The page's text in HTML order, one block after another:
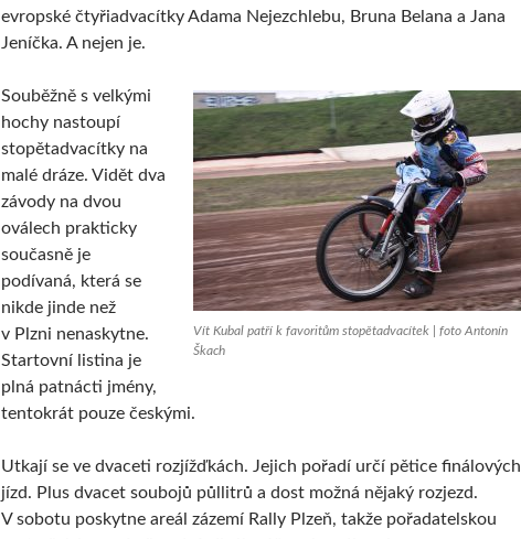
evropské čtyřiadvacítky Adama Nejezchlebu, Bruna Belana a Jana
Jeníčka. A nejen je.
Vít Kubal patří k favoritům stopětadvacítek | foto Antonín
Škach
Souběžně s velkými
hochy nastoupí
stopětadvacítky na
malé dráze. Vidět dva
závody na dvou
oválech prakticky
současně je
podívaná, která se
nikde jinde než
v Plzni nenaskytne.
Startovní listina je
plná patnácti jmény,
tentokrát pouze českými.
Utkají se ve dvaceti rozjížďkách. Jejich pořadí určí pětice finálových
jízd. Plus dvacet soubojů půllitrů a dost možná nějaký rozjezd.
V sobotu poskytne areál zázemí Rally Plzeň, takže pořadatelskou